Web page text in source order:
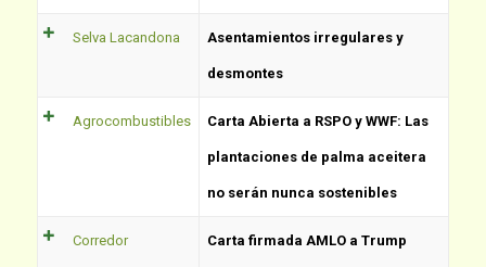
Selva Lacandona Asentamientos irregulares y
desmontes
Agrocombustibles Carta Abierta a RSPO y WWF: Las
plantaciones de palma aceitera
no serán nunca sostenibles
Corredor Carta firmada AMLO a Trump